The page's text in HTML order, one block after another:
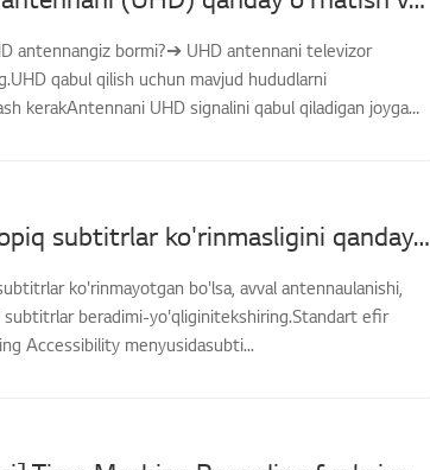
antennangiz bormi?➔ UHD antennani televizor
qabul qilish uchun mavjud hududlarni
kerakAntennani UHD signalini qabul qiladigan joyga
LG televizoringizda yopiq subtitrlar ko'rinmasligini qanday tuzatish mumkin
ko'rinmayotgan bo'lsa, avval antennaulanishi,
beradimi-yo'qliginitekshiring.Standart efir
Accessibility menyusidasubti...